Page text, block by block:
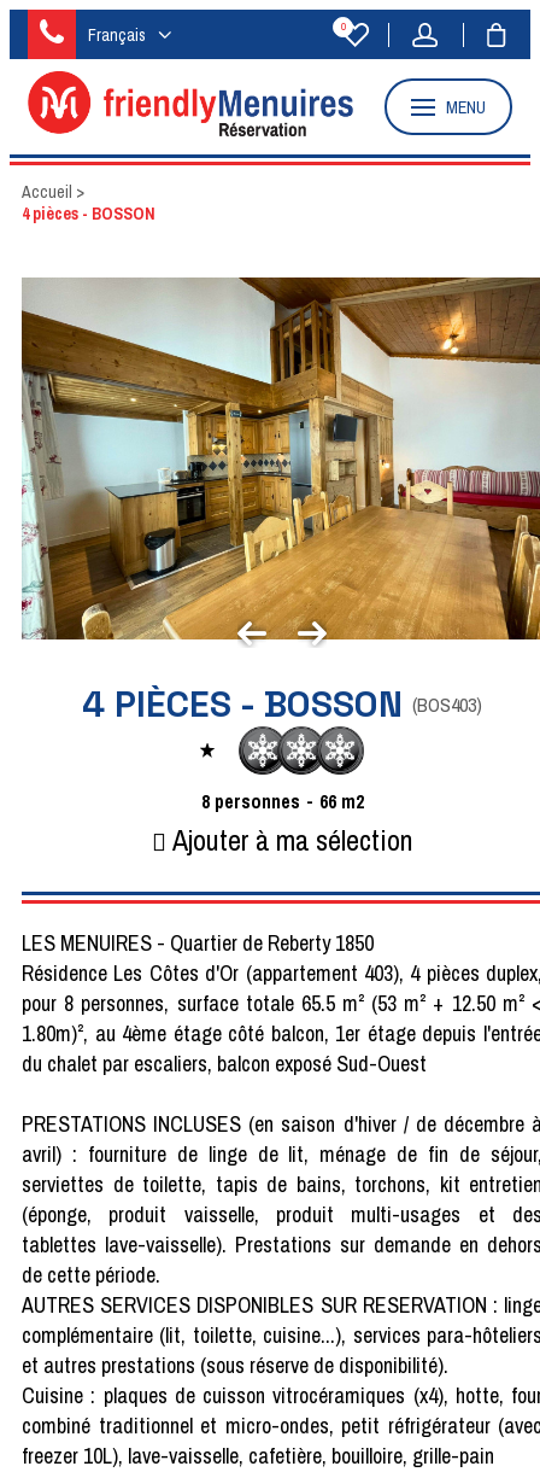
Français 0
MENU
Accueil >
4 pièces - BOSSON
4 PIÈCES - BOSSON (BOS403)
8 personnes 66 m2
Ajouter à ma sélection
LES MENUIRES - Quartier de Reberty 1850
Résidence Les Côtes d'Or (appartement 403), 4 pièces
pour 8 personnes, surface totale 65.5 m² (53 m² + 12.50 m²
1.80m)², au 4ème étage côté balcon, 1er étage depuis
du chalet par escaliers, balcon exposé Sud-Ouest
PRESTATIONS INCLUSES (en saison d'hiver / de décembre
avril) : fourniture de linge de lit, ménage de fin de
serviettes de toilette, tapis de bains, torchons, kit
(éponge, produit vaisselle, produit multi-usages et
tablettes lave-vaisselle). Prestations sur demande en
de cette période.
AUTRES SERVICES DISPONIBLES SUR RESERVATION :
complémentaire (lit, toilette, cuisine...), services para-
et autres prestations (sous réserve de disponibilité).
Cuisine : plaques de cuisson vitrocéramiques (x4), hotte,
combiné traditionnel et micro-ondes, petit réfrigérateur
freezer 10L), lave-vaisselle, cafetière, bouilloire, grille-pain